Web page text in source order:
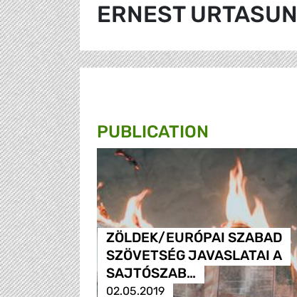
ERNEST URTASUN
PUBLICATION
ZÖLDEK/EURÓPAI SZABAD
SZÖVETSÉG JAVASLATAI A
SAJTÓSZAB…
02.05.2019